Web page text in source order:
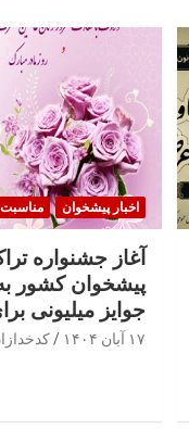
اخبار پیشخوان مناسبت
آغاز جشنواره
پیشخوان کشور
جوایز میلیونی برای ۱۰۰ دفتر
۱۷ آبان ۱۴۰۴